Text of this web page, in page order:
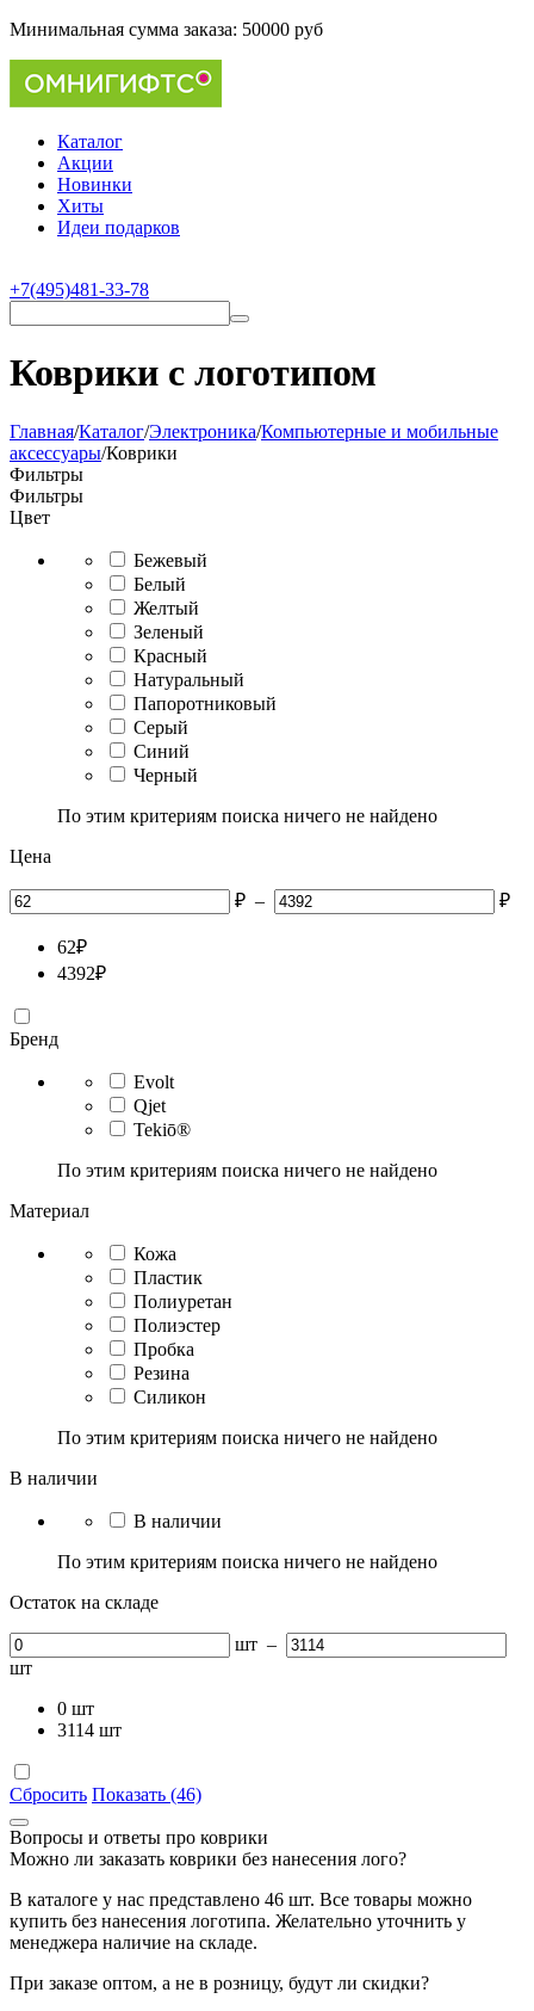
Минимальная сумма заказа: 50000 руб
Каталог
Акции
Новинки
Хиты
Идеи подарков
+7(495)481-33-78
Коврики с логотипом
Главная/Каталог/Электроника/Компьютерные и мобильные
аксессуары/Коврики
Фильтры
Фильтры
Цвет
Бежевый
Белый
Желтый
Зеленый
Красный
Натуральный
Папоротниковый
Серый
Синий
Черный
По этим критериям поиска ничего не найдено
Цена
₽ – ₽
62₽
4392₽
Бренд
Evolt
Qjet
Tekiō®
По этим критериям поиска ничего не найдено
Материал
Кожа
Пластик
Полиуретан
Полиэстер
Пробка
Резина
Силикон
По этим критериям поиска ничего не найдено
В наличии
В наличии
По этим критериям поиска ничего не найдено
Остаток на складе
шт –
шт
0 шт
3114 шт
Сбросить Показать (46)
Вопросы и ответы про коврики
Можно ли заказать коврики без нанесения лого?
В каталоге у нас представлено 46 шт. Все товары можно
купить без нанесения логотипа. Желательно уточнить у
менеджера наличие на складе.
При заказе оптом, а не в розницу, будут ли скидки?